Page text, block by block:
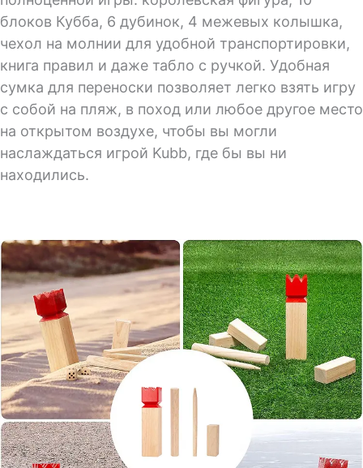
блоков Кубба, 6 дубинок, 4 межевых колышка,
чехол на молнии для удобной транспортировки,
книга правил и даже табло с ручкой. Удобная
сумка для переноски позволяет легко взять игру
с собой на пляж, в поход или любое другое место
на открытом воздухе, чтобы вы могли
наслаждаться игрой Kubb, где бы вы ни
находились.